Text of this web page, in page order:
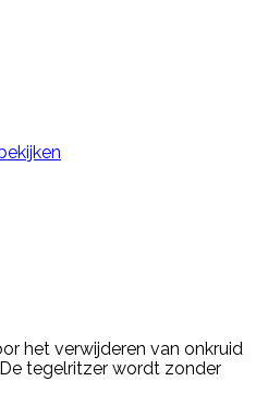
het verwijderen van onkruid
tegelritzer wordt zonder